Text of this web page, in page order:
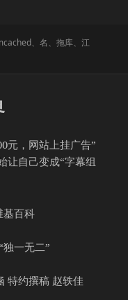
、名、拖库、江
元，网站上挂广告”
让自己变成“字幕组
一无二”
特约撰稿 赵轶佳